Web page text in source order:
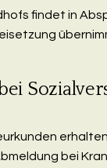
findet in
bei